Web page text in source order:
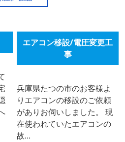
エアコン移設/電圧変更工
事
兵庫県たつの市のお客様よ
りエアコンの移設のご依頼
がありお伺いしました。 現
在使われていたエアコンの
故...